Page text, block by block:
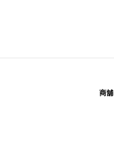
商舖